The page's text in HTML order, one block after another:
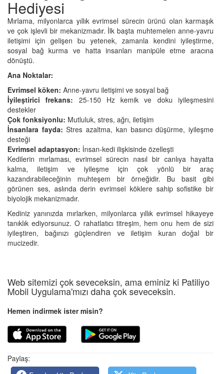
Hediyesi
Mırlama, milyonlarca yıllık evrimsel sürecin ürünü olan karmaşık
ve çok işlevli bir mekanizmadır. İlk başta muhtemelen anne-yavru
iletişimi için gelişen bu yetenek, zamanla kendini iyileştirme,
sosyal bağ kurma ve hatta insanları manipüle etme aracına
dönüştü.
Ana Noktalar:
Evrimsel köken: Anne-yavru iletişimi ve sosyal bağ
İyileştirici frekans: 25-150 Hz kemik ve doku iyileşmesini
destekler
Çok fonksiyonlu: Mutluluk, stres, ağrı, iletişim
İnsanlara fayda: Stres azaltma, kan basıncı düşürme, iyileşme
desteği
Evrimsel adaptasyon: İnsan-kedi ilişkisinde özelleşti
Kedilerin mırlaması, evrimsel sürecin nasıl bir canlıya hayatta
kalma, iletişim ve iyileşme için çok yönlü bir araç
kazandırabileceğinin muhteşem bir örneğidir. Bu basit gibi
görünen ses, aslında derin evrimsel köklere sahip sofistike bir
biyolojik mekanizmadır.
Kediniz yanınızda mırlarken, milyonlarca yıllık evrimsel hikayeye
tanıklık ediyorsunuz. O rahatlatıcı titreşim, hem onu hem de sizi
iyileştiren, bağınızı güçlendiren ve iletişim kuran doğal bir
mucizedir.
Web sitemizi çok seveceksin, ama eminiz ki Patiliyo
Mobil Uygulama'mızı daha çok seveceksin.
Hemen indirmek ister misin?
Paylaş: